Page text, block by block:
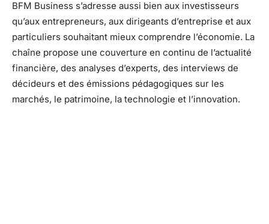
BFM Business s’adresse aussi bien aux investisseurs
qu’aux entrepreneurs, aux dirigeants d’entreprise et aux
particuliers souhaitant mieux comprendre l’économie. La
chaîne propose une couverture en continu de l’actualité
financière, des analyses d’experts, des interviews de
décideurs et des émissions pédagogiques sur les
marchés, le patrimoine, la technologie et l’innovation.